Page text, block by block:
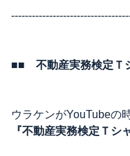
■■ 不動産実務検定
ウラケンがYouTubeの
『不動産実務検定Ｔシ